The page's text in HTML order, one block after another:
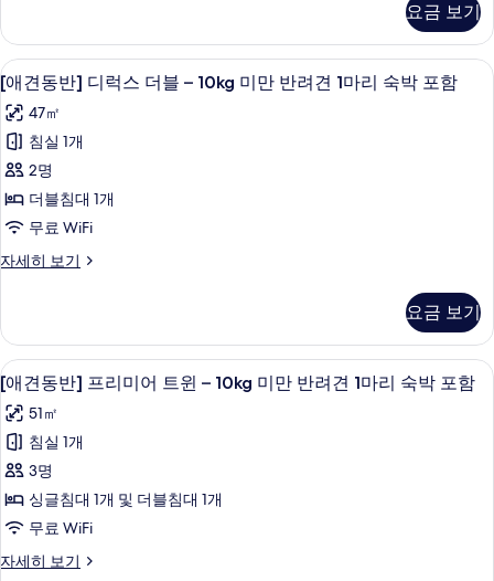
권
1
회
제
공
사
진
모
두
기
제
공
자
세
히
보
기
리
미
엄
한
복
3
시
간
권
1
회
제
공
사
진
모
두
복
리
미
엄
한
복
3
시
대
여
권
제
자
세
히
보
기
어
쿼
드
룸
+
조
식
+
참
프
리
미
엄
한
복
3
시
간
패
키
지]
프
리
미
어
쿼
드
룸
조
한
복
프
리
미
엄
한
복
3
간
대
여
요금 보기
[애
견
동
반]
디
럭
더
–
10kg
미
만
반
려
견
1
마
고급 침구, 객실 내 금고, 책상, 암막 커튼
7
[애견동반] 디럭스 더블 – 10kg 미만 반려견 1마리 숙박 포함
47㎡
침실 1개
2명
더블침대 1개
무료 WiFi
자세히 보기
[애
디
럭
스
더
블
10kg
미
만
반
려
견
요금 보기
[애
견
동
반]
프
리
어
고급 침구, 객실 내 금고, 책상, 암막 커튼
4
[애견동반] 프리미어 트윈 – 10kg 미만 반려견 1마리 숙박 포함
51㎡
침실 1개
3명
싱글침대 1개 및 더블침대 1개
무료 WiFi
자세히 보기
[애